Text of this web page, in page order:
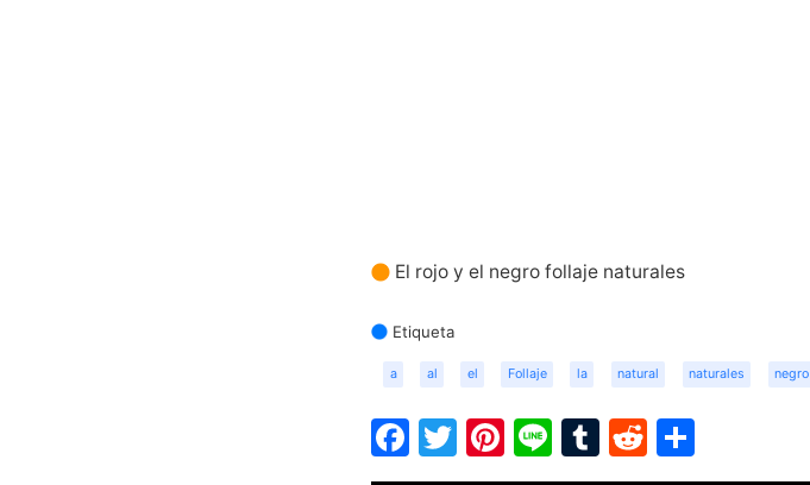
El rojo y el negro follaje naturales
Etiqueta
a al el Follaje la natural naturales negro
Facebook
Twitter
Pinterest
LineTumblr
Reddit